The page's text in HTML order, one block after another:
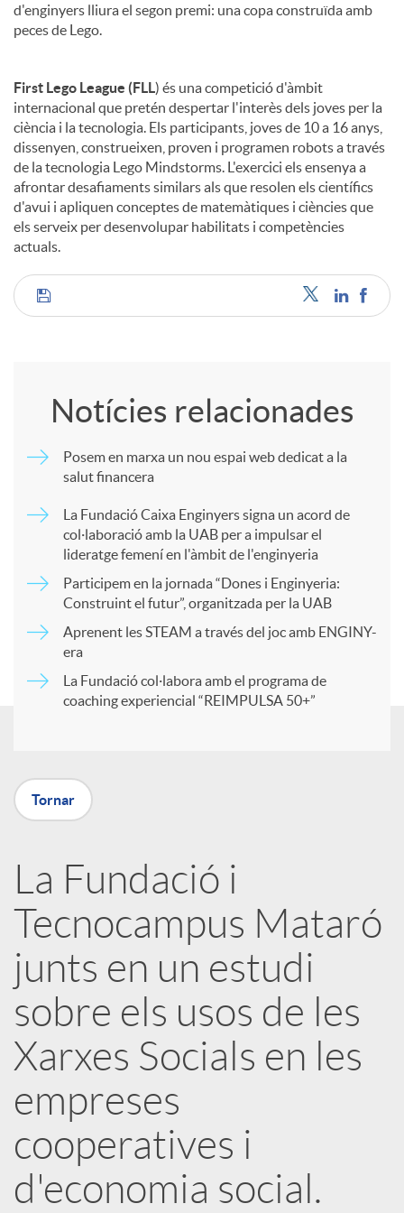
d'enginyers lliura el segon premi: una copa construïda amb
peces de Lego.
First Lego League (FLL) és una competició d'àmbit
internacional que pretén despertar l'interès dels joves per la
ciència i la tecnologia. Els participants, joves de 10 a 16 anys,
dissenyen, construeixen, proven i programen robots a través
de la tecnologia Lego Mindstorms. L'exercici els ensenya a
afrontar desafiaments similars als que resolen els científics
d'avui i apliquen conceptes de matemàtiques i ciències que
els serveix per desenvolupar habilitats i competències
actuals.
C
m
t
r
X
a
r
x
e
s
Notícies relacionades
Posem en marxa un nou espai web dedicat a la
salut financera
La Fundació Caixa Enginyers signa un acord de
col·laboració amb la UAB per a impulsar el
lideratge femení en l'àmbit de l'enginyeria
Participem en la jornada “Dones i Enginyeria:
Construint el futur”, organitzada per la UAB
Aprenent les STEAM a través del joc amb ENGINY-
era
La Fundació col·labora amb el programa de
coaching experiencial “REIMPULSA 50+”
Tornar
La Fundació i
Tecnocampus Mataró
junts en un estudi
sobre els usos de les
Xarxes Socials en les
empreses
cooperatives i
d'economia social.